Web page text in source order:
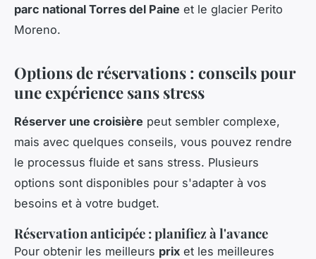
parc national Torres del Paine et le glacier Perito
Moreno.
Options de réservations : conseils pour
une expérience sans stress
Réserver une croisière peut sembler complexe,
mais avec quelques conseils, vous pouvez rendre
le processus fluide et sans stress. Plusieurs
options sont disponibles pour s'adapter à vos
besoins et à votre budget.
Réservation anticipée : planifiez à l'avance
Pour obtenir les meilleurs prix et les meilleures